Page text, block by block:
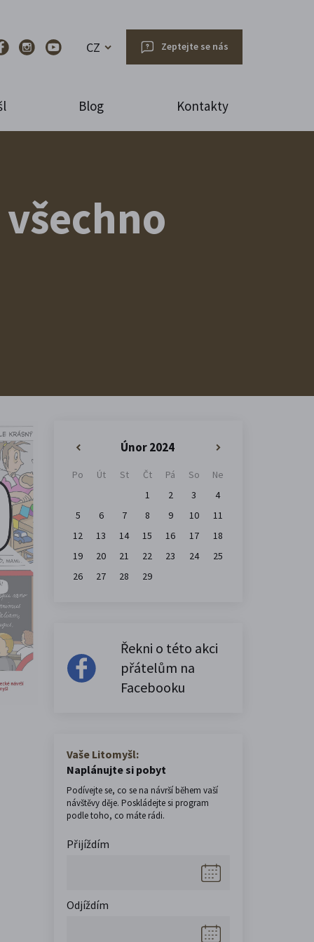
CZ Zeptejte se nás
Blog Kontakty
Únor 2024
Po Út St Čt Pá So
Ne
1
2 3
4
5
6 7 8 9 10
11
12
13 14 15 16 17
18
19
20 21 22 23 24
25
26
27 28 29
Řekni o této akci
přátelům na
Facebooku
Vaše Litomyšl:
Naplánujte si pobyt
Podívejte se, co se na návrší během vaší
návštěvy děje. Poskládejte si program
podle toho, co máte rádi.
Přijíždím
Odjíždím